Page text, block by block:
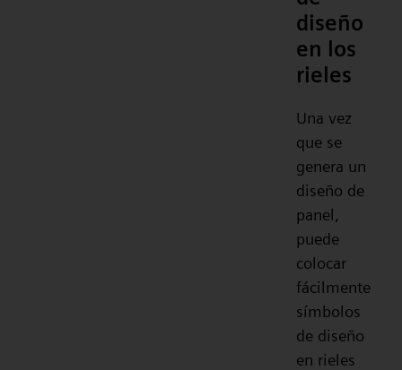
diseño
en los
rieles
Una vez
que se
genera un
diseño de
panel,
puede
colocar
fácilmente
símbolos
de diseño
en rieles